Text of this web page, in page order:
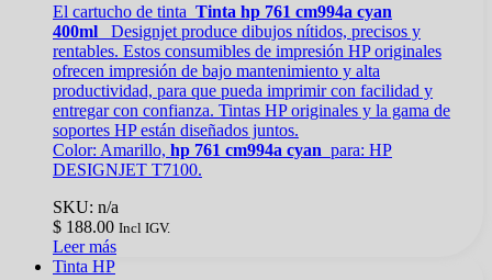
El cartucho de tinta Tinta hp 761 cm994a cyan
400ml
Designjet produce dibujos nítidos, precisos y
rentables. Estos consumibles de impresión HP originales
ofrecen impresión de bajo mantenimiento y alta
productividad, para que pueda imprimir con facilidad y
entregar con confianza. Tintas HP originales y la gama de
soportes HP están diseñados juntos.
Color: Amarillo, hp 761 cm994a cyan para: HP
DESIGNJET T7100.
SKU: n/a
$ 188.00 Incl IGV.
Leer más
Tinta HP